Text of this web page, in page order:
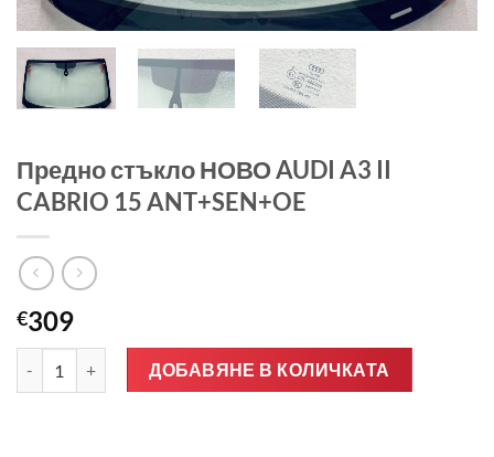
Предно стъкло НОВО AUDI A3 II
CABRIO 15 ANT+SEN+OE
€309
количество за Предно стъкло НОВО AUDI A3 II CABRIO 15
ДОБАВЯНЕ В КОЛИЧКАТА